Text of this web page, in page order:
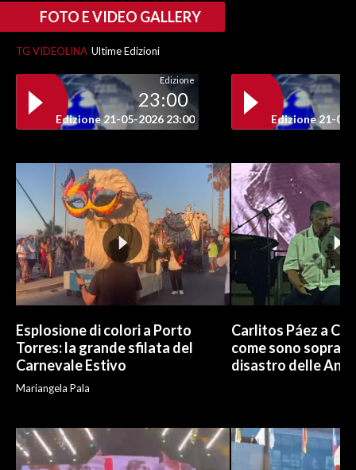
FOTO E VIDEO GALLERY
TG VIDEOLINA Ultime Edizioni
Edizione
23:00
Edizione 21-05-2026 23:00 Edizione 21-05-
Esplosione di colori a Porto
Torres: la grande sfilata del
Carnevale Estivo
Mariangela Pala
Carlitos Páez a
come sono
disastro delle